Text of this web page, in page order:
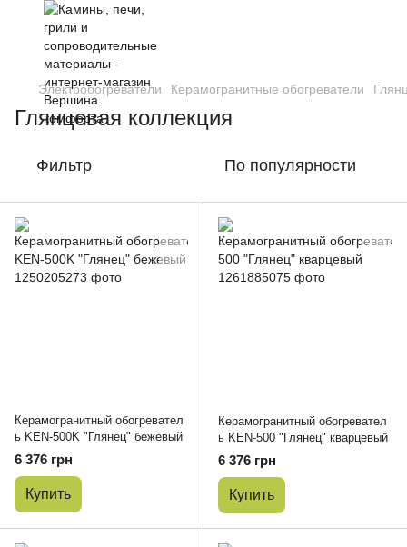
Электробогреватели Керамогранитные обогреватели
Глянцевая коллекция
Фильтр По популярности
Керамогранитный обогревател
ь KEN-500K "Глянец" бежевый
6 376 грн
Купить
Керамогранитный обогревател
ь KEN-500 "Глянец" кварцевый
6 376 грн
Купить